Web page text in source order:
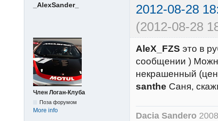
_AlexSander_
2012-08-28
(2012-08-28
Член Логан-Клуба
Поза форумом
More info
AleX_FZS это в
сообщении )
некрашенный
santhe Саня,
Dacia Sandero